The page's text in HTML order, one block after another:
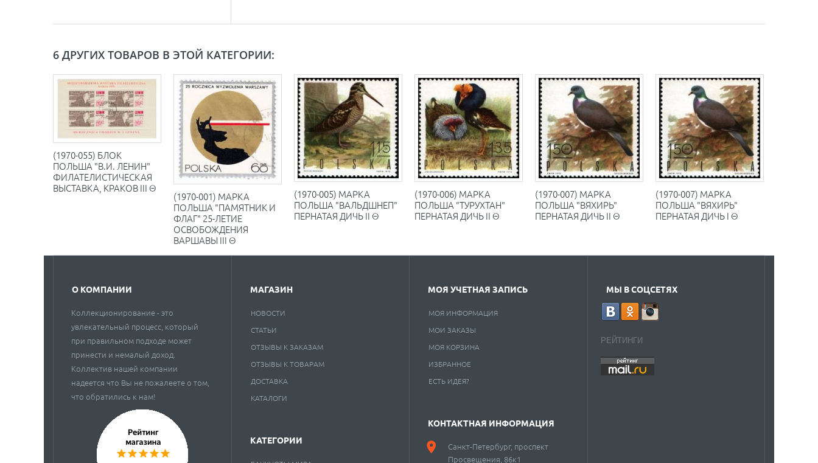
6 ДРУГИХ ТОВАРОВ В ЭТОЙ КАТЕГОРИИ:
(1970-055) БЛОК
ПОЛЬША "В.И. ЛЕНИН"
ФИЛАТЕЛИСТИЧЕСКАЯ
ВЫСТАВКА, КРАКОВ III Θ
(1970-001) МАРКА
ПОЛЬША "ПАМЯТНИК И
ФЛАГ" 25-ЛЕТИЕ
ОСВОБОЖДЕНИЯ
ВАРШАВЫ III Θ
(1970-005) МАРКА
ПОЛЬША "ВАЛЬДШНЕП"
ПЕРНАТАЯ ДИЧЬ II Θ
(1970-006) МАРКА
ПОЛЬША "ТУРУХТАН"
ПЕРНАТАЯ ДИЧЬ II Θ
(1970-007) МАРКА
ПОЛЬША "ВЯХИРЬ"
ПЕРНАТАЯ ДИЧЬ II Θ
(1970-007) МАРКА
ПОЛЬША "ВЯХИРЬ"
ПЕРНАТАЯ ДИЧЬ I Θ
О КОМПАНИИ
Коллекционирование - это
увлекательный процесс, который
при правильном подходе может
принести и немалый доход.
Коллектив нашей компании
надеется что Вы не пожалеете о том,
что обратились к нам!
МАГАЗИН
НОВОСТИ
СТАТЬИ
ОТЗЫВЫ К ЗАКАЗАМ
ОТЗЫВЫ К ТОВАРАМ
ДОСТАВКА
КАТАЛОГИ
КАТЕГОРИИ
МОЯ УЧЕТНАЯ ЗАПИСЬ
МОЯ ИНФОРМАЦИЯ
МОИ ЗАКАЗЫ
МОЯ КОРЗИНА
ИЗБРАННОЕ
ЕСТЬ ИДЕЯ?
КОНТАКТНАЯ ИНФОРМАЦИЯ
Санкт-Петербург, проспект
Просвещения, 86к1
МЫ В СОЦСЕТЯХ
РЕЙТИНГИ